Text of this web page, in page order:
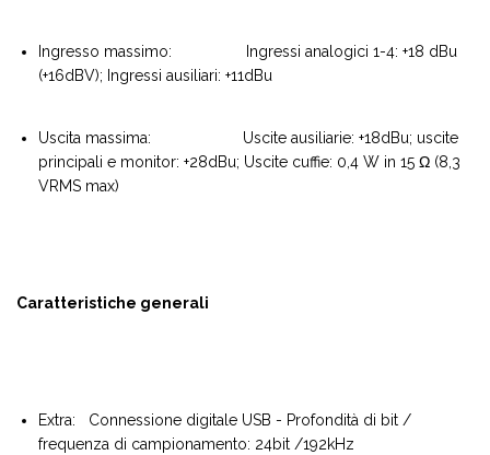
Ingresso massimo: Ingressi analogici 1-4: +18 dBu
(+16dBV); Ingressi ausiliari: +11dBu
Uscita massima: Uscite ausiliarie: +18dBu; uscite
principali e monitor: +28dBu; Uscite cuffie: 0,4 W in 15 Ω (8,3
VRMS max)
Caratteristiche generali
Extra: Connessione digitale USB - Profondità di bit /
frequenza di campionamento: 24bit /192kHz